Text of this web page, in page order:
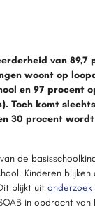
van 89,7
woont op
en 97 procent
Toch komt
30 procent
de
Kinderen blijken
blijkt uit onderzoek
in opdracht van